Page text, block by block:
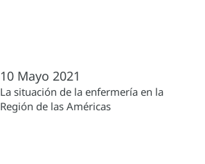
10 Mayo 2021
La situación de la enfermería en la
Región de las Américas